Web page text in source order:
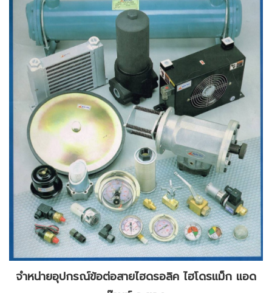
จำหน่ายอุปกรณ์ข้อต่อสายไฮดรอลิค ไฮโดรแม็ก แอด